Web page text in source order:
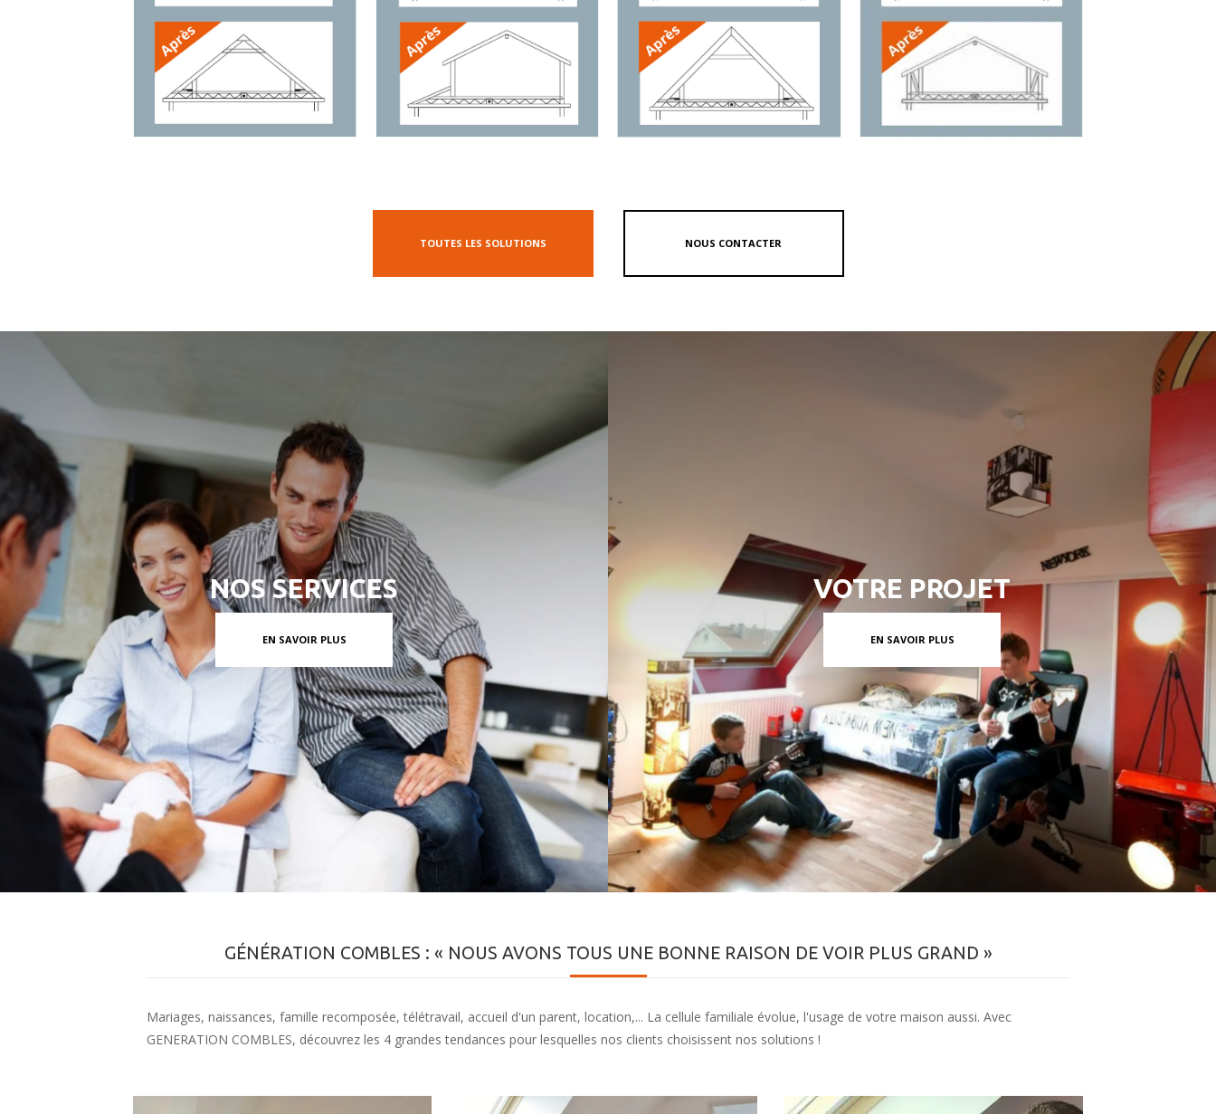
France, a conçu ce site internet pour vous aider à construire votre projet. Notre but est de vous
accompagner au mieux, pour atteindre le meilleur résultat en espace, confort, lumière et performance
énergétique.
Enfin, grâce à notre solution exclusive
Poutrespace
, vous gagnerez des mètres carrés en toute simplicité.
Pour vous rendre compte du résultat final, n’hésitez pas à visiter un agrandissement de maison proche de
chez vous. Parlez-en à l’un de nos conseillers techniques qui organisera pour vous une
visite chez un de
nos clients
TOUTES LES SOLUTIONS NOUS CONTACTER
NOS SERVICES
EN SAVOIR PLUS
VOTRE PROJET
EN SAVOIR PLUS
GÉNÉRATION COMBLES : « NOUS AVONS TOUS UNE BONNE RAISON DE VOIR PLUS GRAND »
Mariages, naissances, famille recomposée, télétravail, accueil d'un parent, location,... La cellule familiale évolue, l'usage de votre maison aussi. Avec
GENERATION COMBLES, découvrez les 4 grandes tendances pour lesquelles nos clients choisissent nos solutions !